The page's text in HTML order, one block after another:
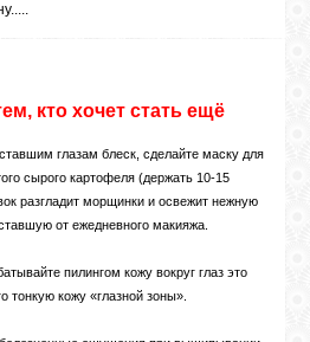
кто хочет стать ещё
глазам блеск, сделайте маску для
сырого картофеля (держать 10-15
разгладит морщинки и освежит нежную
от ежедневного макияжа.
пилингом кожу вокруг глаз это
тонкую кожу «глазной зоны».